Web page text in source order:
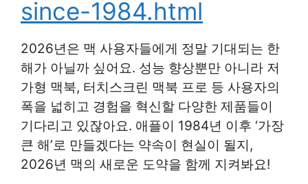
since-1984.html
2026년은 맥 사용자들에게 정말 기대되는 한
해가 아닐까 싶어요. 성능 향상뿐만 아니라 저
가형 맥북, 터치스크린 맥북 프로 등 사용자의
폭을 넓히고 경험을 혁신할 다양한 제품들이
기다리고 있잖아요. 애플이 1984년 이후 ‘가장
큰 해’로 만들겠다는 약속이 현실이 될지,
2026년 맥의 새로운 도약을 함께 지켜봐요!